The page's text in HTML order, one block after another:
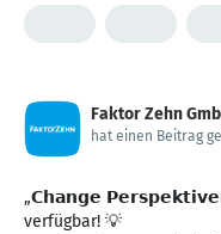
Faktor Zehn
hat einen Beitrag
„𝗖𝗵𝗮𝗻𝗴𝗲
verfügbar! 💡